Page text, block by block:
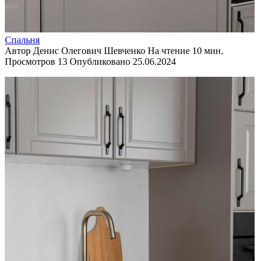
Спальня
Автор Денис Олегович Шевченко На чтение 10 мин.
Просмотров 13 Опубликовано 25.06.2024